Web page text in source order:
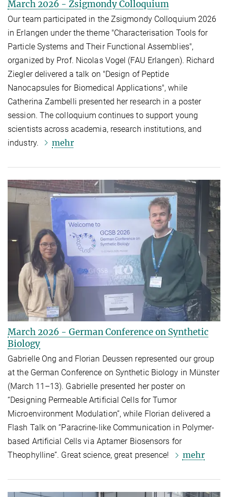
March 2026 - Zsigmondy Colloquium
Our team participated in the Zsigmondy Colloquium 2026
in Erlangen under the theme "Characterisation Tools for
Particle Systems and Their Functional Assemblies",
organized by Prof. Nicolas Vogel (FAU Erlangen). Richard
Ziegler delivered a talk on "Design of Peptide
Nanocapsules for Biomedical Applications", while
Catherina Zambelli presented her research in a poster
session. The colloquium continues to support young
scientists across academia, research institutions, and
industry.
mehr
March 2026 - German Conference on Synthetic
Biology
Gabrielle Ong and Florian Deussen represented our group
at the German Conference on Synthetic Biology in Münster
(March 11–13). Gabrielle presented her poster on
“Designing Permeable Artificial Cells for Tumor
Microenvironment Modulation”, while Florian delivered a
Flash Talk on “Paracrine-like Communication in Polymer-
based Artificial Cells via Aptamer Biosensors for
Theophylline”. Great science, great presence!
mehr